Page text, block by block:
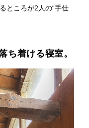
ところが2人の“手仕
ち着ける寝室。